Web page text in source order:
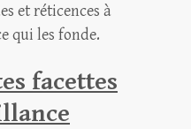
et réticences à
qui les fonde.
facettes